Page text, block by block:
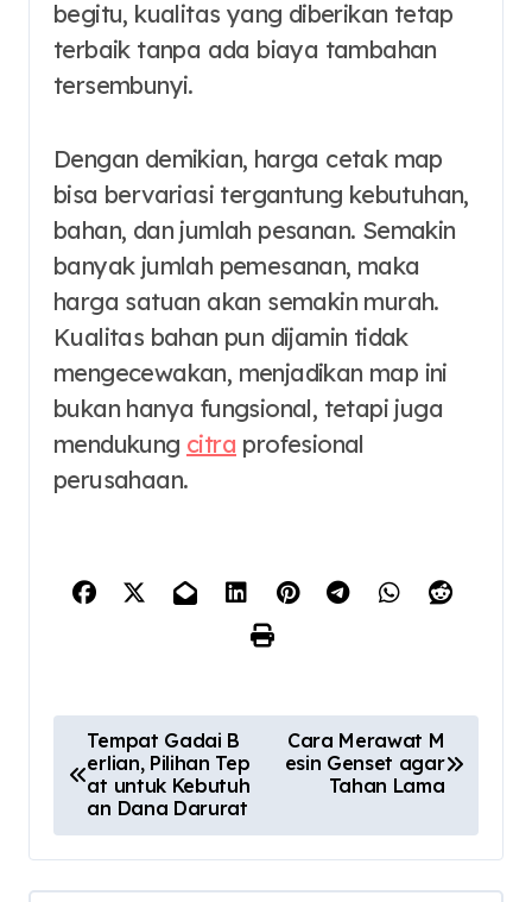
begitu, kualitas yang diberikan tetap
terbaik tanpa ada biaya tambahan
tersembunyi.
Dengan demikian, harga cetak map
bisa bervariasi tergantung kebutuhan,
bahan, dan jumlah pesanan. Semakin
banyak jumlah pemesanan, maka
harga satuan akan semakin murah.
Kualitas bahan pun dijamin tidak
mengecewakan, menjadikan map ini
bukan hanya fungsional, tetapi juga
mendukung citra profesional
perusahaan.
o
t
n
Tempat Gadai B
erlian, Pilihan Tep
at untuk Kebutuh
an Dana Darurat
Cara Merawat M
esin Genset agar
Tahan Lama